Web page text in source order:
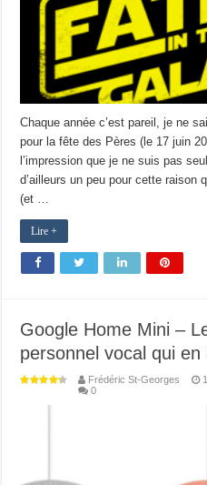
Chaque année c’est pareil, je ne
pour la fête des Pères (le 17 juin
l’impression que je ne suis pas
d’ailleurs un peu pour cette raison
(et …
Lire +
Google Home Mini –
personnel vocal qui en
Frédéric St-Georges
0